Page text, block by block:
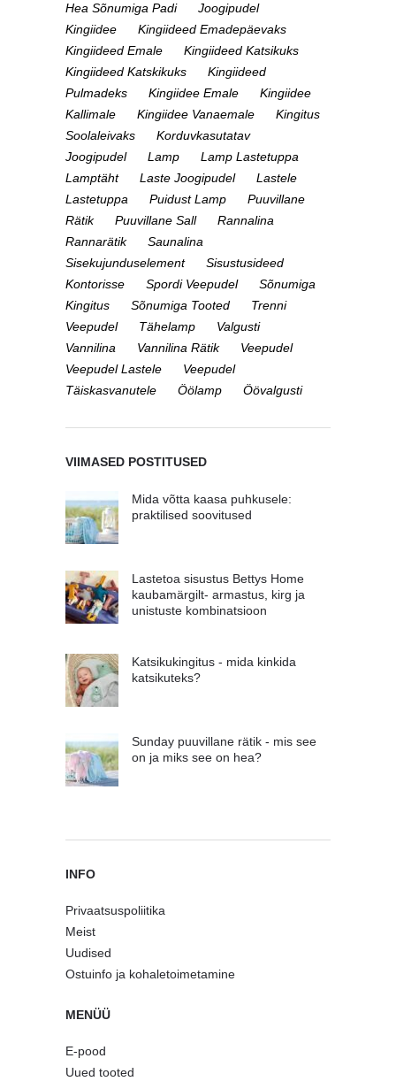
Hea Sõnumiga Padi
Joogipudel
Kingiidee
Kingiideed Emadepäevaks
Kingiideed Emale
Kingiideed Katsikuks
Kingiideed Katskikuks
Kingiideed
Pulmadeks
Kingiidee Emale
Kingiidee
Kallimale
Kingiidee Vanaemale
Kingitus
Soolaleivaks
Korduvkasutatav
Joogipudel
Lamp
Lamp Lastetuppa
Lamptäht
Laste Joogipudel
Lastele
Lastetuppa
Puidust Lamp
Puuvillane
Rätik
Puuvillane Sall
Rannalina
Rannarätik
Saunalina
Sisekujunduselement
Sisustusideed
Kontorisse
Spordi Veepudel
Sõnumiga
Kingitus
Sõnumiga Tooted
Trenni
Veepudel
Tähelamp
Valgusti
Vannilina
Vannilina Rätik
Veepudel
Veepudel Lastele
Veepudel
Täiskasvanutele
Öölamp Öövalgusti
VIIMASED POSTITUSED
Mida võtta kaasa puhkusele:
praktilised soovitused
Lastetoa sisustus Bettys Home
kaubamärgilt- armastus, kirg ja
unistuste kombinatsioon
Katsikukingitus - mida kinkida
katsikuteks?
Sunday puuvillane rätik - mis see
on ja miks see on hea?
INFO
Privaatsuspoliitika
Meist
Uudised
Ostuinfo ja kohaletoimetamine
MENÜÜ
E-pood
Uued tooted